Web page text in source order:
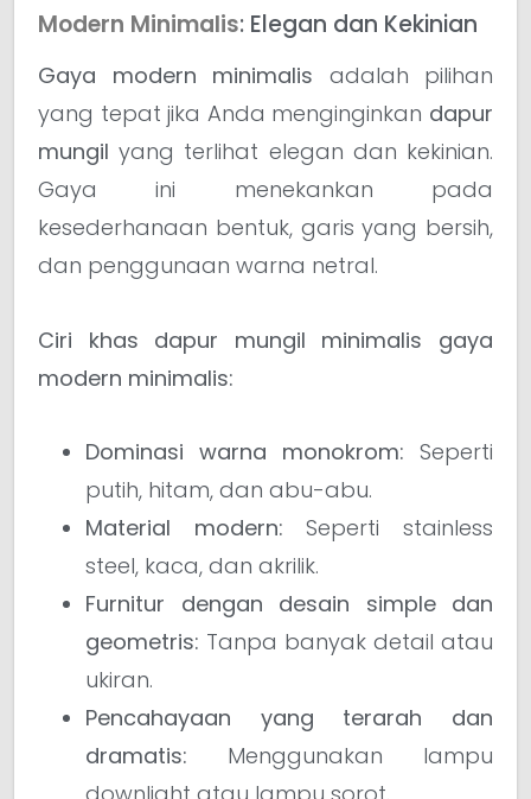
Modern Minimalis: Elegan dan Kekinian
Gaya modern minimalis adalah pilihan
yang tepat jika Anda menginginkan dapur
mungil yang terlihat elegan dan kekinian.
Gaya ini menekankan pada
kesederhanaan bentuk, garis yang bersih,
dan penggunaan warna netral.
Ciri khas dapur mungil minimalis gaya
modern minimalis:
Dominasi warna monokrom: Seperti
putih, hitam, dan abu-abu.
Material modern: Seperti stainless
steel, kaca, dan akrilik.
Furnitur dengan desain simple dan
geometris: Tanpa banyak detail atau
ukiran.
Pencahayaan yang terarah dan
dramatis: Menggunakan lampu